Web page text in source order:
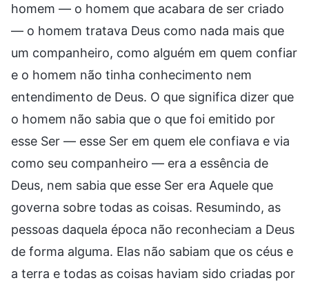
homem — o homem que acabara de ser criado
— o homem tratava Deus como nada mais que
um companheiro, como alguém em quem confiar
e o homem não tinha conhecimento nem
entendimento de Deus. O que significa dizer que
o homem não sabia que o que foi emitido por
esse Ser — esse Ser em quem ele confiava e via
como seu companheiro — era a essência de
Deus, nem sabia que esse Ser era Aquele que
governa sobre todas as coisas. Resumindo, as
pessoas daquela época não reconheciam a Deus
de forma alguma. Elas não sabiam que os céus e
a terra e todas as coisas haviam sido criadas por